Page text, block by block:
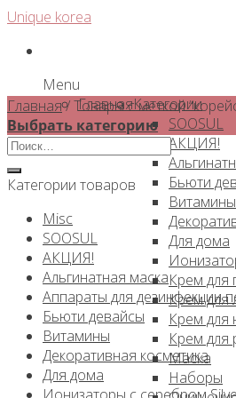
Skip
content
Unique korea
Menu
ГлавнаяКатегории
SOOSUL
АКЦИЯ!
Бьюти
Витамины
Для дома
Крем для
Крем для
Крем для
Крем для
Маска
Наборы
Главная/Товары с меткой
Выбрать категорию
Искать:
Категории товаров
Misc
SOOSUL
АКЦИЯ!
Альгинатная маска
Аппараты для дезинфекции
Бьюти девайсы
Витамины
Декоративная косметика
Для дома